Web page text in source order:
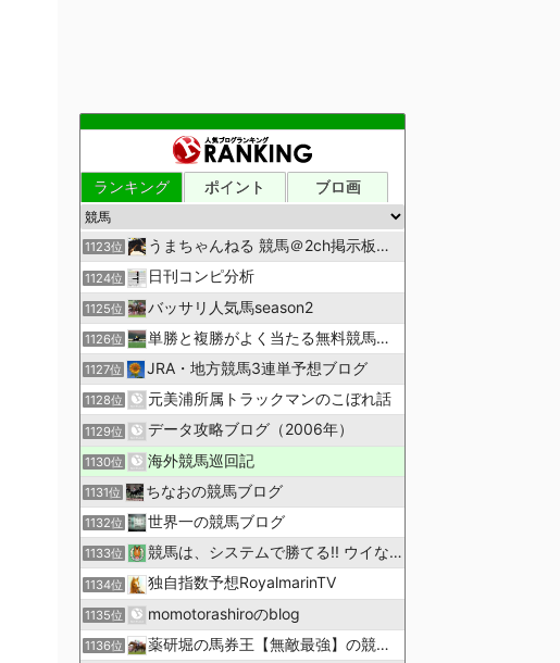
ランキング ポイント ブロ画
1123位 うまちゃんねる 競馬＠2ch掲示板まとめ
1124位 日刊コンピ分析
1125位 バッサリ人気馬season2
1126位 単勝と複勝がよく当たる無料競馬予想ブログ
1127位 JRA・地方競馬3連単予想ブログ
1128位 元美浦所属トラックマンのこぼれ話
1129位 データ攻略ブログ（2006年）
1130位 海外競馬巡回記
1131位 ちなおの競馬ブログ
1132位 世界一の競馬ブログ
1133位 競馬は、システムで勝てる!! ウイなび
1134位 独自指数予想RoyalmarinTV
1135位 momotorashiroのblog
1136位 薬研堀の馬券王【無敵最強】の競馬予想